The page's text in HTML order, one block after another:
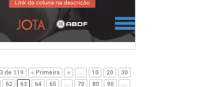
de 119 « Primeira « ... 10 20
30
62 63 64 65 ... 70 80 90
...